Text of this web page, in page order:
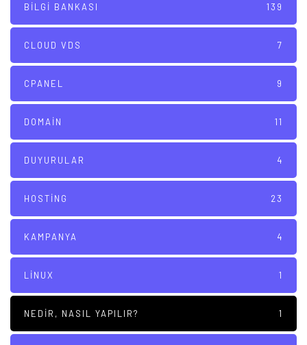
BILGI BANKASI 139
CLOUD VDS 7
CPANEL 9
DOMAIN 11
DUYURULAR 4
HOSTING 23
KAMPANYA 4
LINUX 1
NEDIR, NASIL YAPILIR? 1